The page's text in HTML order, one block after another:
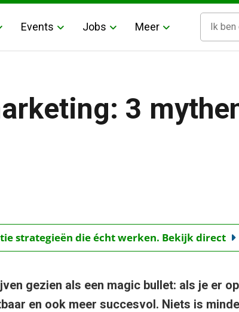
Events Jobs Meer
3
strategieën die écht werken. Bekijk direct
gezien als een magic bullet: als je er op
en ook meer succesvol. Niets is